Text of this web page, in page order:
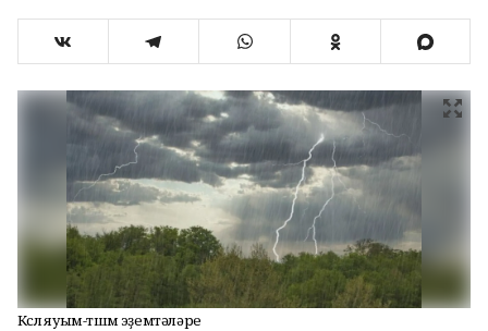
Көслө яуым-төшөм эҙемтәләре